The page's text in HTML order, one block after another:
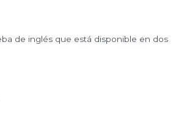
de inglés que está disponible en dos